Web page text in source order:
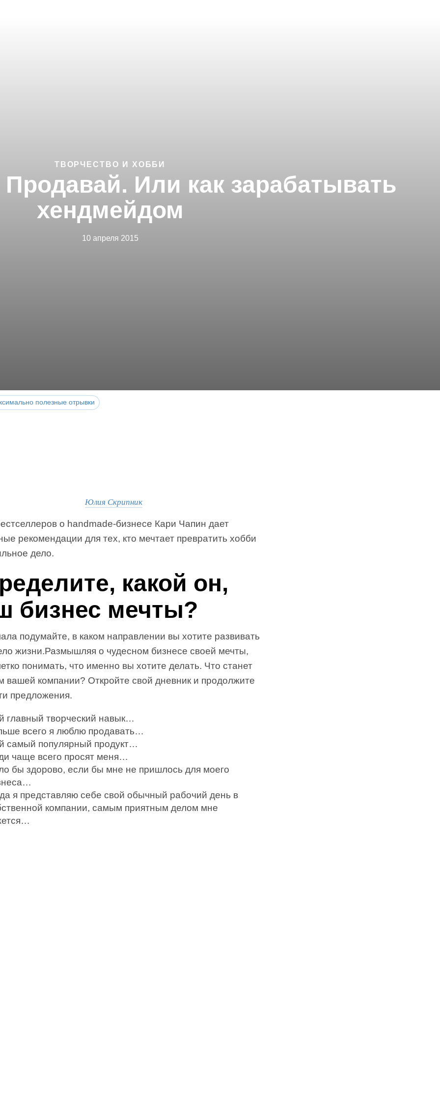
ТВОРЧЕСТВО И ХОББИ
Или как зарабатывать
хендмейдом
10 апреля 2015
полезные отрывки
Юлия Скрипник
о handmade-бизнесе Кари Чапин дает
рекомендации для тех, кто мечтает превратить хобби
дело.
какой он,
бизнес мечты?
подумайте, в каком направлении вы хотите развивать
жизни.Размышляя о чудесном бизнесе своей мечты,
понимать, что именно вы хотите делать. Что станет
вашей компании? Откройте свой дневник и продолжите
предложения.
главный творческий навык…
всего я люблю продавать…
самый популярный продукт…
чаще всего просят меня…
бы здорово, если бы мне не пришлось для моего
я представляю себе свой обычный рабочий день в
компании, самым приятным делом мне